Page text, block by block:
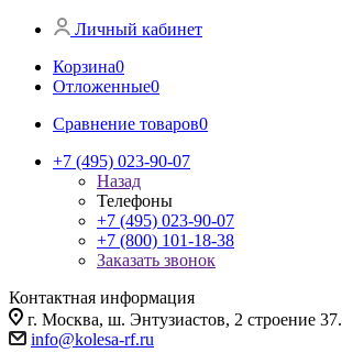
Личный кабинет
Корзина0
Отложенные0
Сравнение товаров0
+7 (495) 023-90-07
Назад
Телефоны
+7 (495) 023-90-07
+7 (800) 101-18-38
Заказать звонок
Контактная информация
г. Москва, ш. Энтузиастов, 2 строение 37.
info@kolesa-rf.ru